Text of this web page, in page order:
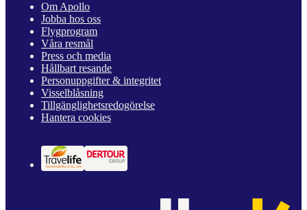
Om Apollo
Jobba hos oss
Flygprogram
Våra resmål
Press och media
Hållbart resande
Personuppgifter & integritet
Visselblåsning
Tillgänglighetsredogörelse
Hantera cookies